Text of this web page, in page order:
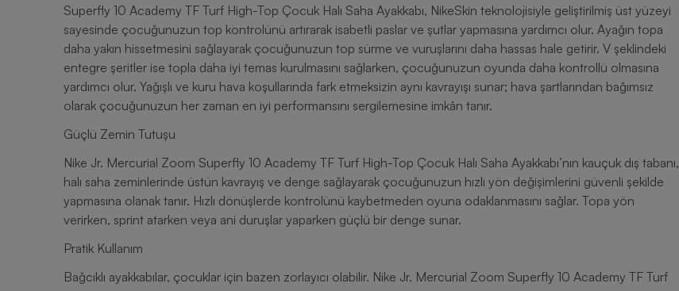
Superfly 10 Academy TF Turf High-Top Çocuk Halı Saha Ayakkabı, NikeSkin teknolojisiyle geliştirilmiş üst yüzeyi
sayesinde çocuğunuzun top kontrolünü artırarak isabetli paslar ve şutlar yapmasına yardımcı olur. Ayağın topa
daha yakın hissetmesini sağlayarak çocuğunuzun top sürme ve vuruşlarını daha hassas hale getirir. V şeklindeki
entegre şeritler ise topla daha iyi temas kurulmasını sağlarken, çocuğunuzun oyunda daha kontrollü olmasına
yardımcı olur. Yağışlı ve kuru hava koşullarında fark etmeksizin aynı kavrayışı sunar; hava şartlarından bağımsız
olarak çocuğunuzun her zaman en iyi performansını sergilemesine imkân tanır.
Güçlü Zemin Tutuşu
Nike Jr. Mercurial Zoom Superfly 10 Academy TF Turf High-Top Çocuk Halı Saha Ayakkabı’nın kauçuk dış tabanı,
halı saha zeminlerinde üstün kavrayış ve denge sağlayarak çocuğunuzun hızlı yön değişimlerini güvenli şekilde
yapmasına olanak tanır. Hızlı dönüşlerde kontrolünü kaybetmeden oyuna odaklanmasını sağlar. Topa yön
verirken, sprint atarken veya ani duruşlar yaparken güçlü bir denge sunar.
Pratik Kullanım
Bağcıklı ayakkabılar, çocuklar için bazen zorlayıcı olabilir. Nike Jr. Mercurial Zoom Superfly 10 Academy TF Turf